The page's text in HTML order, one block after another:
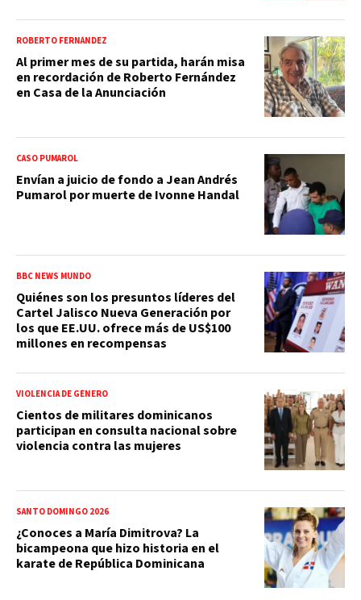
ROBERTO FERNÁNDEZ
Al primer mes de su partida, harán misa
en recordación de Roberto Fernández
en Casa de la Anunciación
CASO PUMAROL
Envían a juicio de fondo a Jean Andrés
Pumarol por muerte de Ivonne Handal
BBC NEWS MUNDO
Quiénes son los presuntos líderes del
Cartel Jalisco Nueva Generación por
los que EE.UU. ofrece más de US$100
millones en recompensas
VIOLENCIA DE GÉNERO
Cientos de militares dominicanos
participan en consulta nacional sobre
violencia contra las mujeres
SANTO DOMINGO 2026
¿Conoces a María Dimitrova? La
bicampeona que hizo historia en el
karate de República Dominicana